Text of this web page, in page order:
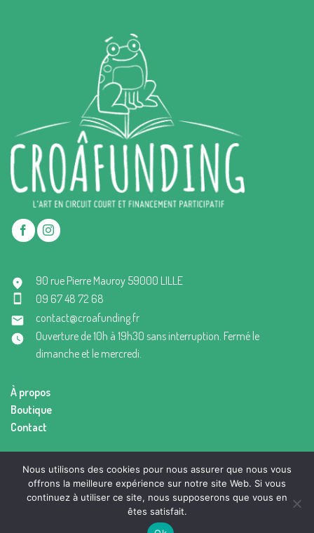
90 rue Pierre Mauroy 59000 LILLE
09 67 48 72 68
contact@croafunding.fr
Ouverture de 10h à 19h30 sans interruption. Fermé le
dimanche et le mercredi.
À propos
Boutique
Contact
Mentions légales
Conditions générales de vente
Nous utilisons des cookies pour nous assurer que nous vous
offrons la meilleure expérience sur notre site Web. Si vous
continuez à utiliser ce site, nous supposerons que vous en
êtes satisfait.